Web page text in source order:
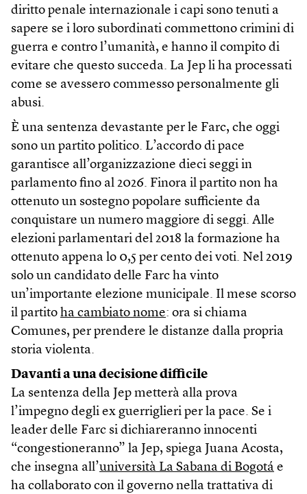
diritto penale internazionale i capi sono tenuti a
sapere se i loro subordinati commettono crimini di
guerra e contro l’umanità, e hanno il compito di
evitare che questo succeda. La Jep li ha processati
come se avessero commesso personalmente gli
abusi.
È una sentenza devastante per le Farc, che oggi
sono un partito politico. L’accordo di pace
garantisce all’organizzazione dieci seggi in
parlamento fino al 2026. Finora il partito non ha
ottenuto un sostegno popolare sufficiente da
conquistare un numero maggiore di seggi. Alle
elezioni parlamentari del 2018 la formazione ha
ottenuto appena lo 0,5 per cento dei voti. Nel 2019
solo un candidato delle Farc ha vinto
un’importante elezione municipale. Il mese scorso
il partito ha cambiato nome: ora si chiama
Comunes, per prendere le distanze dalla propria
storia violenta.
Davanti a una decisione difficile
La sentenza della Jep metterà alla prova
l’impegno degli ex guerriglieri per la pace. Se i
leader delle Farc si dichiareranno innocenti
“congestioneranno” la Jep, spiega Juana Acosta,
che insegna all’università La Sabana di Bogotá e
ha collaborato con il governo nella trattativa di